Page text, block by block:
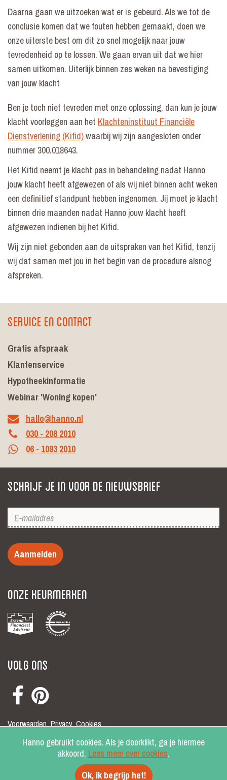
Daarna gaan we uitzoeken wat er is gebeurd. Als we tot de
conclusie komen dat we fouten hebben gemaakt, doen we
onze uiterste best om dit zo snel mogelijk naar jouw
tevredenheid op te lossen. We gaan ervan uit dat we hier
samen uitkomen. Uiterlijk binnen zes weken na bevestiging
van jouw klacht
Ben je toch niet tevreden met onze oplossing, dan kun je jouw
klacht voorleggen aan het Klachteninstituut Financiële
Dienstverlening (Kifid)waarbij wij zijn aangesloten onder
nummer 300.018643.
Het Kifid neemt je klacht pas in behandeling nadat Hanno
jouw klacht heeft afgewezen of als wij niet binnen acht weken
een definitief standpunt hebben ingenomen. Jij moet je klacht
binnen drie maanden nadat Hanno jouw klacht heeft
afgewezen indienen bij het Kifid.
Wij zijn niet gebonden aan de uitspraken van het Kifid, tenzij
wij dat samen met jou in het begin van de procedure alsnog
afspreken.
Service en contact
Gratis afspraak
Klantenservice
Hypotheekinformatie
Webinar 'Woning kopen'
hallo@hanno.nl
030 - 208 2010
06 - 1093 2010
Schrijf je in voor de nieuwsbrief
Aanmelden
Onze keurmerken
Volg ons
Voorwaarden Privacy Cookies
Hanno gebruikt cookies. Als je doorklikt, ga je hiermee
akkoord. Lees meer over cookies.
Ok, ik begrijp het!